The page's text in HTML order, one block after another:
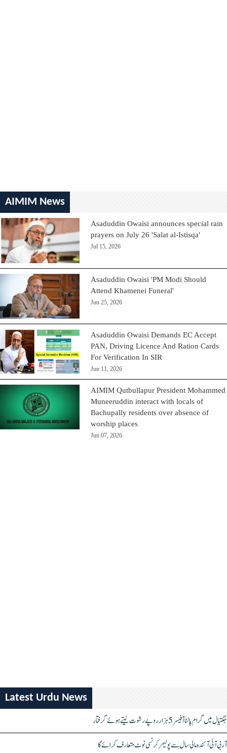
AIMIM News
Asaduddin Owaisi announces special rain
prayers on July 26 'Salat al-Istisqa'
Jul 15, 2026
Asaduddin Owaisi 'PM Modi Should
Attend Khamenei Funeral'
Jun 25, 2026
Asaduddin Owaisi Demands EC Accept
PAN, Driving Licence And Ration Cards
For Verification In SIR
Jun 11, 2026
AIMIM Qutbullapur President Mohammed
Muneeruddin interact with locals of
Bachupally residents over absence of
worship places
Jun 07, 2026
Latest Urdu News
جگتیال میں گرام پالنا آفیسر 5 ہزار روپے رشوت لیتے ہوئے گرفتار
آر بی آئی آئندہ مالی سال سے پولیمر کرنسی نوٹ متعارف کرائے گا